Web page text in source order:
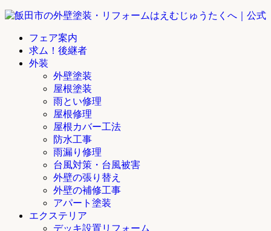
フェア案内
求ム！後継者
外装
外壁塗装
屋根塗装
雨とい修理
屋根修理
屋根カバー工法
防水工事
雨漏り修理
台風対策・台風被害
外壁の張り替え
外壁の補修工事
アパート塗装
エクステリア
デッキ設置リフォーム